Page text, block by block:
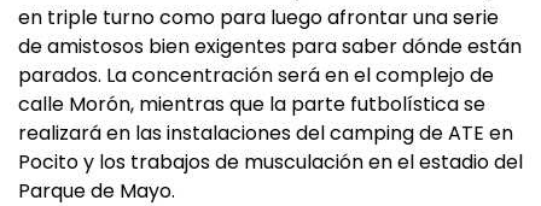
en triple turno como para luego afrontar una serie
de amistosos bien exigentes para saber dónde están
parados. La concentración será en el complejo de
calle Morón, mientras que la parte futbolística se
realizará en las instalaciones del camping de ATE en
Pocito y los trabajos de musculación en el estadio del
Parque de Mayo.